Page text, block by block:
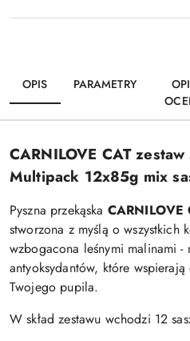
OPIS PARAMETRY
CARNILOVE CAT
Multipack 12x85g mix
Pyszna przekąska CARNILOVE
stworzona z myślą o wszystkich
wzbogacona leśnymi malinami -
antyoksydantów, które
Twojego pupila.
W skład zestawu wchodzi 12